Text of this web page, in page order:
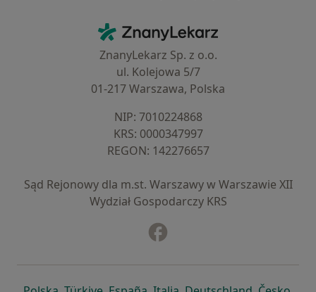
ZnanyLekarz - Strona główna
ZnanyLekarz Sp. z o.o.
ul. Kolejowa 5/7
01-217 Warszawa, Polska
NIP: ⁠7010224868
KRS: ⁠0000347997
REGON: ⁠142276657
Sąd Rejonowy dla m.st. Warszawy w Warszawie XII
Wydział Gospodarczy KRS